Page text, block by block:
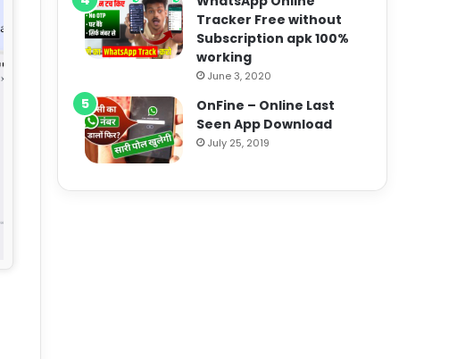
Tracker Free without
Subscription apk 100%
working
June 3, 2020
OnFine – Online Last
Seen App Download
July 25, 2019